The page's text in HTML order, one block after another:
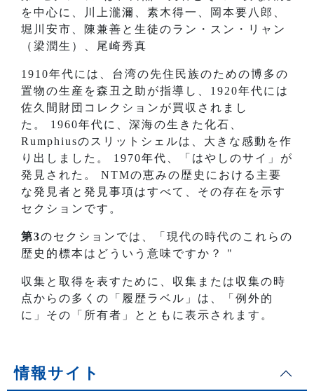
を中心に、川上瀧濔、素木得一、岡本要八郎、
堀川安市、陳兼善と生徒のラン・スン・リャン
（梁潤生）、尾崎秀真
1910年代には、台湾の先住民族のための博多の
置物の生産を森丑之助が指導し、1920年代には
佐久間財団コレクションが買収されまし
た。 1960年代に、深海の生きた化石、
Rumphiusのスリットシェルは、大きな感動を作
り出しました。 1970年代、「はやしのサイ」が
発見された。 NTMの恵みの歴史における主要
な発見者と発見事項はすべて、その存在を示す
セクションです。
第3のセクションでは、「現代の時代のこれらの
歴史的標本はどういう意味ですか？ "
収集と取得を表すために、収集または収集の時
点からの多くの「履歴ラベル」は、「例外的
に」その「所有者」とともに表示されます。
情報サイト